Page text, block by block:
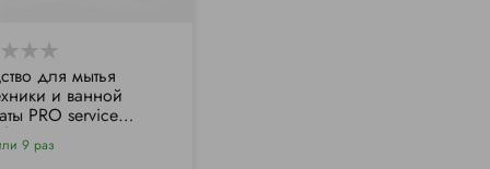
для мытья
и ванной
PRO service
5000 мл
9 раз